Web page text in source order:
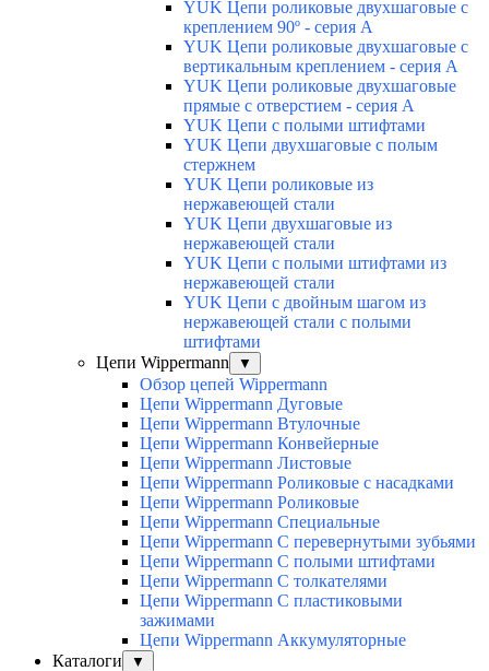
YUK Цепи роликовые двухшаговые с
креплением 90º - серия А
YUK Цепи роликовые двухшаговые с
вертикальным креплением - серия А
YUK Цепи роликовые двухшаговые
прямые с отверстием - серия А
YUK Цепи с полыми штифтами
YUK Цепи двухшаговые с полым
стержнем
YUK Цепи роликовые из
нержавеющей стали
YUK Цепи двухшаговые из
нержавеющей стали
YUK Цепи с полыми штифтами из
нержавеющей стали
YUK Цепи с двойным шагом из
нержавеющей стали с полыми
штифтами
Цепи Wippermann
▼
Обзор цепей Wippermann
Цепи Wippermann Дуговые
Цепи Wippermann Втулочные
Цепи Wippermann Конвейерные
Цепи Wippermann Листовые
Цепи Wippermann Роликовые с насадками
Цепи Wippermann Роликовые
Цепи Wippermann Специальные
Цепи Wippermann С перевернутыми зубьями
Цепи Wippermann С полыми штифтами
Цепи Wippermann С толкателями
Цепи Wippermann С пластиковыми
зажимами
Цепи Wippermann Аккумуляторные
Каталоги
▼